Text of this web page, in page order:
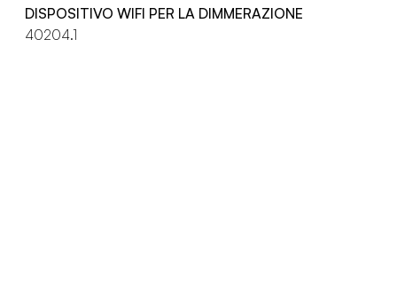
DISPOSITIVO WIFI PER LA DIMMERAZIONE
40204.1